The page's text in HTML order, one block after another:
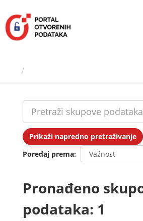
sadržaj
Prikaži napredno pretraživanje
Poredaj prema
Pronađeno
podataka: 1